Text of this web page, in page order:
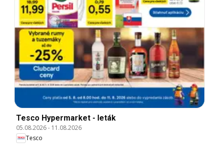
Tesco Hypermarket - leták
05.08.2026- 11.08.2026
Tesco